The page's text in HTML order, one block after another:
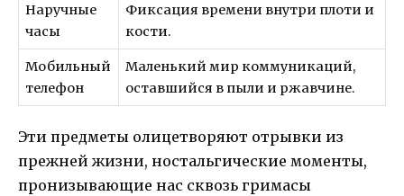
Наручные
часы
Фиксация времени внутри плоти и
кости.
Мобильный
телефон
Маленький мир коммуникаций,
оставшийся в пыли и ржавчине.
Эти предметы олицетворяют отрывки из
прежней жизни, ностальгические моменты,
пронизывающие нас сквозь гримасы